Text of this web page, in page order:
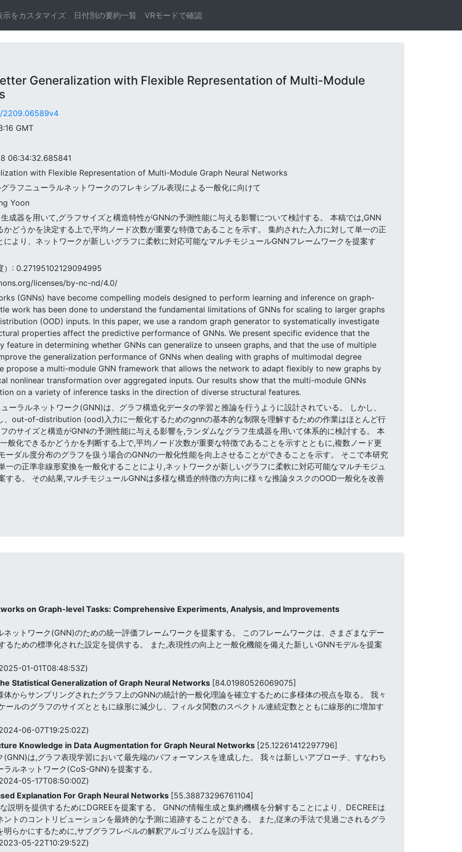
示をカスタマイズ 日付別の要約一覧 VRモードで確認
Generalization with Flexible Representation of Multi-Module
2209.06589v4
GMT
06:34:32.685841
with Flexible Representation of Multi-Module Graph Neural Networks
ラフニューラルネットワークのフレキシブル表現による一般化に向けて
Yoon
成器を用いて,グラフサイズと構造特性がGNNの予測性能に与える影響について検討する。 本稿では,GNN
どうかを決定する上で,平均ノード次数が重要な特徴であることを示す。 集約された入力に対して単一の正
より、ネットワークが新しいグラフに柔軟に対応可能なマルチモジュールGNNフレームワークを提案す
）: 0.27195102129094995
licenses/by-nc-nd/4.0/
(GNNs) have become compelling models designed to perform learning and inference on graph-
work has been done to understand the fundamental limitations of GNNs for scaling to larger graphs
(OOD) inputs. In this paper, we use a random graph generator to systematically investigate
properties affect the predictive performance of GNNs. We present specific evidence that the
feature in determining whether GNNs can generalize to unseen graphs, and that the use of multiple
the generalization performance of GNNs when dealing with graphs of multimodal degree
propose a multi-module GNN framework that allows the network to adapt flexibly to new graphs by
nonlinear transformation over aggregated inputs. Our results show that the multi-module GNNs
on a variety of inference tasks in the direction of diverse structural features.
ーラルネットワーク(GNN)は、グラフ構造化データの学習と推論を行うように設計されている。 しかし、
、out-of-distribution (ood)入力に一般化するためのgnnの基本的な制限を理解するための作業はほとんど行
のサイズと構造がGNNの予測性能に与える影響を,ランダムなグラフ生成器を用いて体系的に検討する。 本
般化できるかどうかを判断する上で,平均ノード次数が重要な特徴であることを示すとともに,複数ノード更
ーダル度分布のグラフを扱う場合のGNNの一般化性能を向上させることができることを示す。 そこで本研究
一の正準非線形変換を一般化することにより,ネットワークが新しいグラフに柔軟に対応可能なマルチモジュ
する。 その結果,マルチモジュールGNNは多様な構造的特徴の方向に様々な推論タスクのOOD一般化を改善
on Graph-level Tasks: Comprehensive Experiments, Analysis, and Improvements
ネットワーク(GNN)のための統一評価フレームワークを提案する。 このフレームワークは、さまざまなデー
るための標準化された設定を提供する。 また,表現性の向上と一般化機能を備えた新しいGNNモデルを提案
01-01T08:48:53Z)
Statistical Generalization of Graph Neural Networks [84.01980526069075]
からサンプリングされたグラフ上のGNNの統計的一般化理論を確立するために多様体の視点を取る。 我々
ールのグラフのサイズとともに線形に減少し、フィルタ関数のスペクトル連続定数とともに線形的に増加す
06-07T19:25:02Z)
Knowledge in Data Augmentation for Graph Neural Networks [25.12261412297796]
(GNN)は,グラフ表現学習において最先端のパフォーマンスを達成した。 我々は新しいアプローチ、すなわち
ルネットワーク(CoS-GNN)を提案する。
05-17T08:50:00Z)
Explanation For Graph Neural Networks [55.38873296761104]
説明を提供するためにDGREEを提案する。 GNNの情報生成と集約機構を分解することにより、DECREEは
ントのコントリビューションを最終的な予測に追跡することができる。 また,従来の手法で見過ごされるグラ
らかにするために,サブグラフレベルの解釈アルゴリズムを設計する。
05-22T10:29:52Z)